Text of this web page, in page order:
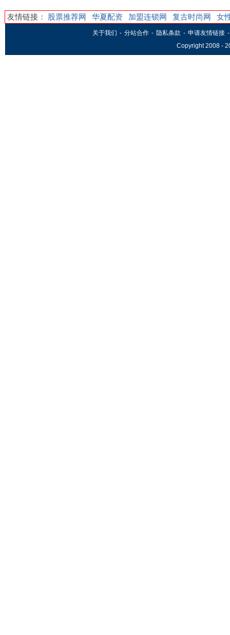
友情链接： 股票推荐网 华夏配资 加盟连锁网 复古时尚网 女
关于我们 - 分站合作 - 隐私条款 - 申请友情链接 -
Copyright 2008 -